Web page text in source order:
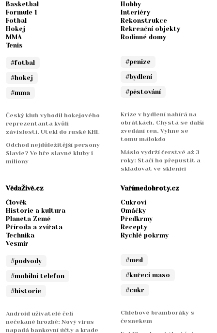
Basketbal
Formule 1
Fotbal
Hokej
MMA
Tenis
#fotbal
#hokej
#mma
Český klub vyhodil hokejového
reprezentanta kvůli
závislosti. Utekl do ruské KHL
Odchod nejdůležitější persony
Slavie? Ve hře slavné kluby i
miliony
Hobby
Interiéry
Rekonstrukce
Rekreační objekty
Rodinné domy
#penize
#bydlení
#pěstování
Krize v bydlení nabírá na
obrátkách. Chystá se další
zvedání cen. Vyhne se
tomu málokdo
Máslo vydrží čerstvé až 3
roky: Stačí ho přepustit a
skladovat ve sklenici
VědaŽivě.cz
Člověk
Historie a kultura
Planeta Země
Příroda a zvířata
Technika
Vesmír
#podvody
#mobilní telefon
#historie
Android uživatelé čelí
nečekané hrozbě: Nový virus
napadá bankovní účty a krade
Vařímedobroty.cz
Cukroví
Omáčky
Předkrmy
Recepty
Rychlé pokrmy
#med
#kuřecí maso
#cukr
Chlebové bramboráky s
česnekem